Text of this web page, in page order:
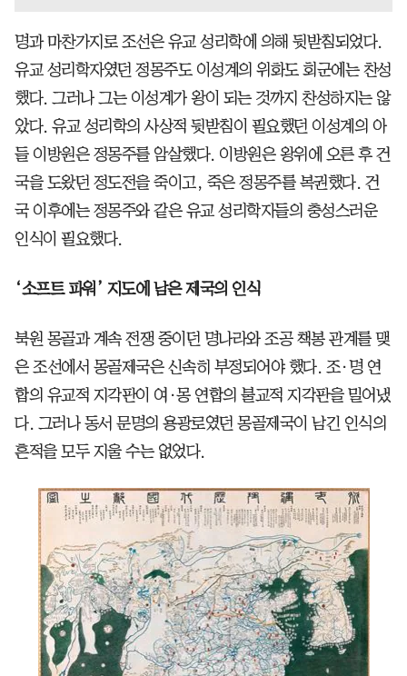
명과 마찬가지로 조선은 유교 성리학에 의해 뒷받침되었다.
유교 성리학자였던 정몽주도 이성계의 위화도 회군에는 찬성
했다. 그러나 그는 이성계가 왕이 되는 것까지 찬성하지는 않
았다. 유교 성리학의 사상적 뒷받침이 필요했던 이성계의 아
들 이방원은 정몽주를 암살했다. 이방원은 왕위에 오른 후 건
국을 도왔던 정도전을 죽이고, 죽은 정몽주를 복권했다. 건
국 이후에는 정몽주와 같은 유교 성리학자들의 충성스러운
인식이 필요했다.
‘소프트 파워’ 지도에 남은 제국의 인식
북원 몽골과 계속 전쟁 중이던 명나라와 조공 책봉 관계를 맺
은 조선에서 몽골제국은 신속히 부정되어야 했다. 조·명 연
합의 유교적 지각판이 여·몽 연합의 불교적 지각판을 밀어냈
다. 그러나 동서 문명의 용광로였던 몽골제국이 남긴 인식의
흔적을 모두 지울 수는 없었다.